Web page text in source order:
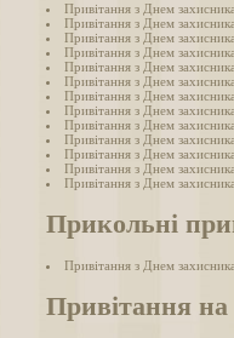
Привітання з Днем
Привітання з Днем
Привітання з Днем
Привітання з Днем
Привітання з Днем
Привітання з Днем
Привітання з Днем
Привітання з Днем
Привітання з Днем
Привітання з Днем
Привітання з Днем
Привітання з Днем
Привітання з Днем
Прикольні
Привітання з Днем
Привітання на